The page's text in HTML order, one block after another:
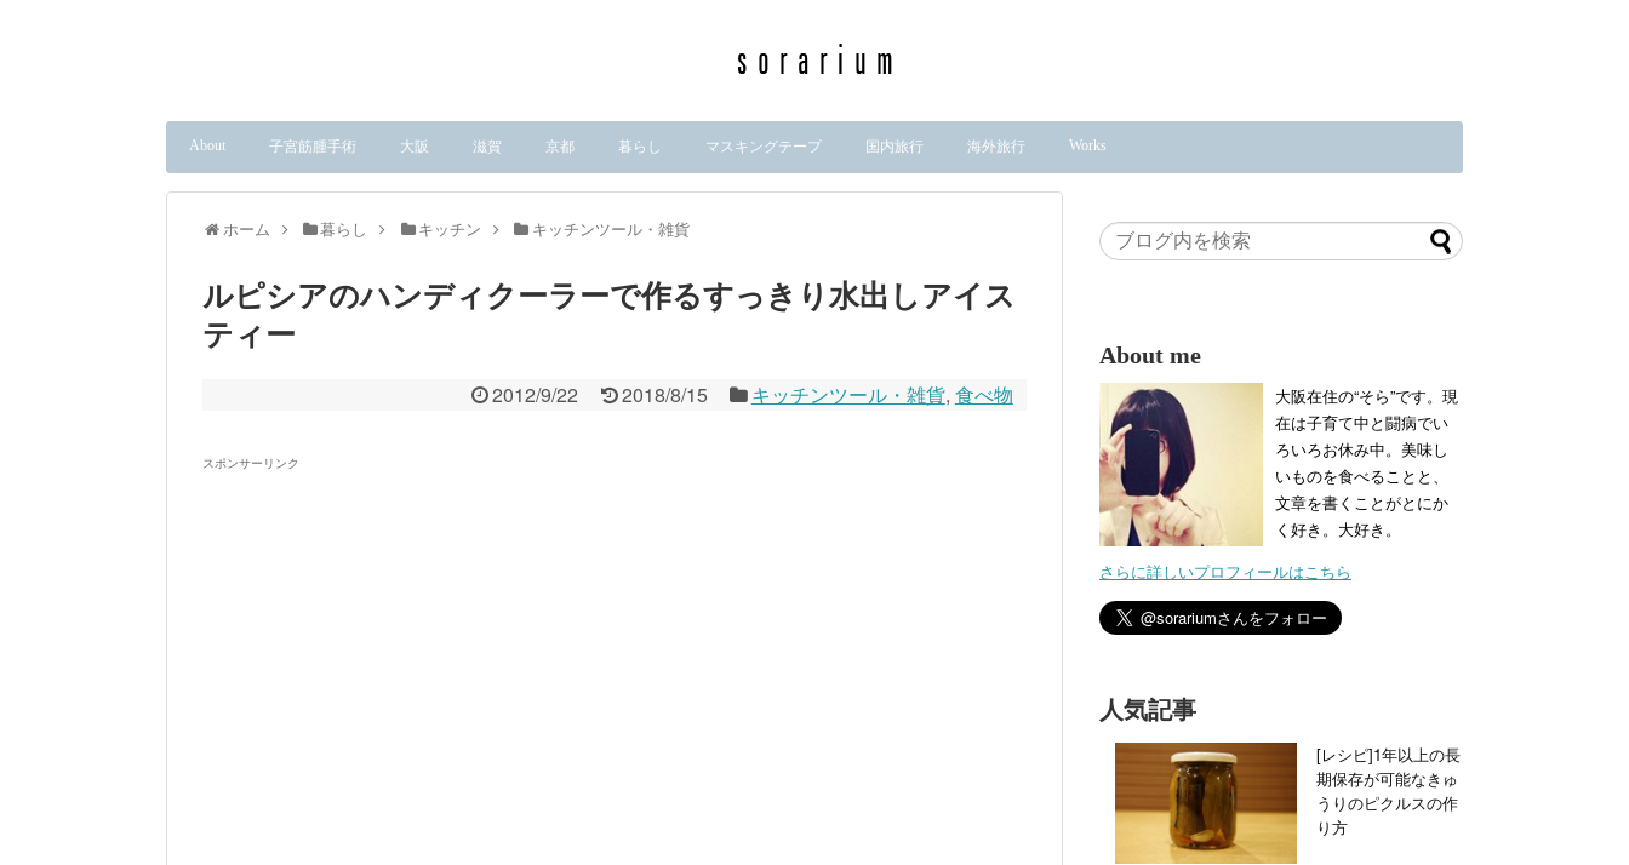
About 子宮筋腫手術 大阪 滋賀 京都 暮らし マスキングテープ 国内旅行 海外旅行 Works
ホーム 暮らし キッチン キッチンツール・雑貨
ルピシアのハンディクーラーで作るすっきり水出しアイス
ティー
2012/9/22 2018/8/15 キッチンツール・雑貨, 食べ物
スポンサーリンク
About me
大阪在住の“そら”です。現
在は子育て中と闘病でい
ろいろお休み中。美味し
いものを食べることと、
文章を書くことがとにか
く好き。大好き。
さらに詳しいプロフィールはこちら
人気記事
[レシピ]1年以上の長
期保存が可能なきゅ
うりのピクルスの作
り方